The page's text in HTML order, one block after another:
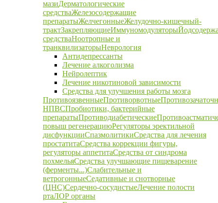
мазиДерматологические
средстваЖелезосодержащие
препаратыЖелчегонныеЖелудочно-кишечный-
трактЗакрепляющиеИммуномодуляторы
средстваНоотропные и
транквилизаторыНеврология
Антидепрессанты
Лечение алкоголизма
Нейролептик
Лечение никотиновой зависимости
Средства для улучшения работы мозга
ПротивоязвенныеПротиворвотные
НПВСПробиотики, бактерийные
препаратыПротиводиабетические
повыш регенерациюРегуляторы эректильной
дисфункцииСпазмолитикиСредства для лечения
простатитаСредства коррекции фигуры,
регуляторы аппетитаСредства от синдрома
похмельяСредства улучшающие пищеварение
(ферменты...)Слабительные и
ветрогонныеСедативные и снотворные
(ЦНС)Сердечно-сосудистыеЛечение полости
ртаЛОР органы